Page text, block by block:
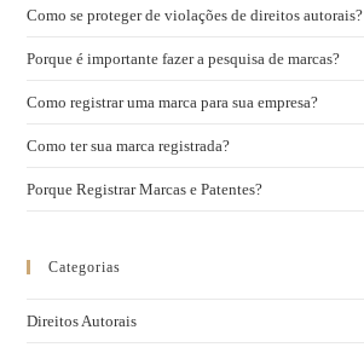
Como se proteger de violações de direitos autorais?
Porque é importante fazer a pesquisa de marcas?
Como registrar uma marca para sua empresa?
Como ter sua marca registrada?
Porque Registrar Marcas e Patentes?
Categorias
Direitos Autorais